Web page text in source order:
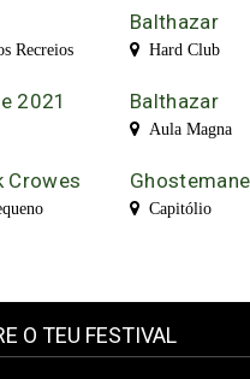
Recreios
Balthazar
Hard Club
2021 Balthazar
Aula Magna
Crowes Ghostemane
Capitólio
O TEU FESTIVAL